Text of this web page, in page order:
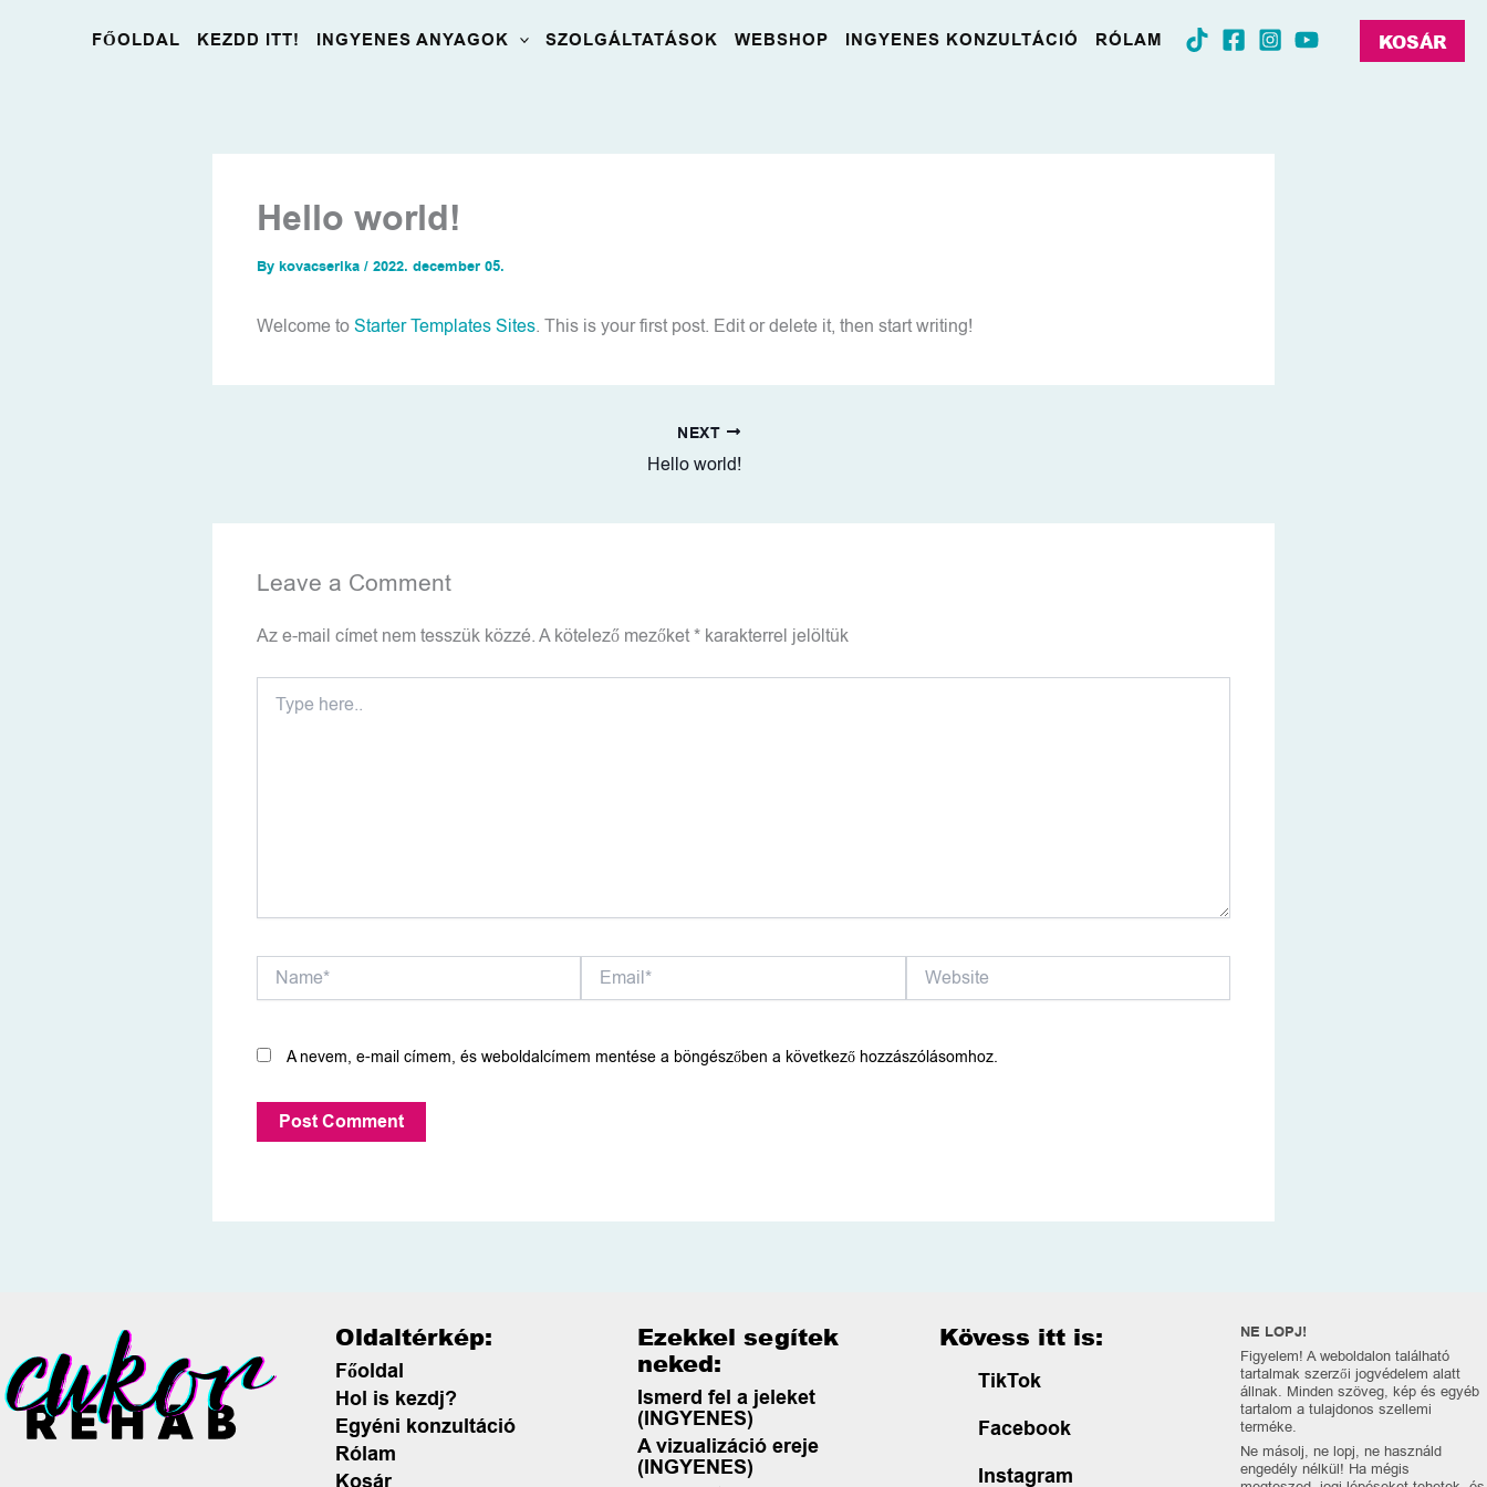
FŐOLDAL KEZDD ITT! INGYENES ANYAGOK SZOLGÁLTATÁSOK WEBSHOP INGYENES KONZULTÁCIÓ RÓLAM KOSÁR
Hello world!
By kovacserika / 2022. december 05.
Welcome toStarter Templates Sites. This is your first post. Edit or delete it, then start writing!
NEXT
Hello world!
Leave a Comment
Az e-mail címet nem tesszük közzé.A kötelező mezőket* karakterrel jelöltük
here..
Name* Email* Website
A nevem, e-mail címem, és weboldalcímem mentése a böngészőben a következő hozzászólásomhoz.
Oldaltérkép:
Főoldal
Hol is kezdj?
Egyéni konzultáció
Rólam
Ezekkel segítek
neked:
Ismerd fel a jeleket
(INGYENES)
A vizualizáció ereje
(INGYENES)
Kövess itt is:
TikTok
Facebook
Instagram
NE LOPJ!
Figyelem! A weboldalon található
tartalmak szerzői jogvédelem alatt
állnak. Minden szöveg, kép és egyéb
tartalom a tulajdonos szellemi
terméke.
Ne másolj, ne lopj, ne használd
engedély nélkül! Ha mégis